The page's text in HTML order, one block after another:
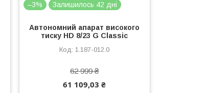
–3% Залишилось 42 дні
Автономний апарат високого
тиску HD 8/23 G Classic
1.187-012.0
62 999 ₴
61 109,03 ₴